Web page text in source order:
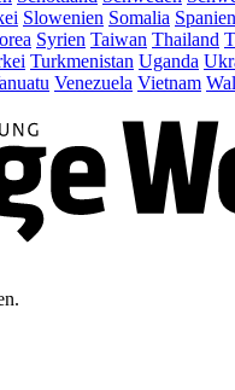
Slowenien Somalia Spanien
Syrien Taiwan Thailand
Turkmenistan Uganda
Venezuela Vietnam